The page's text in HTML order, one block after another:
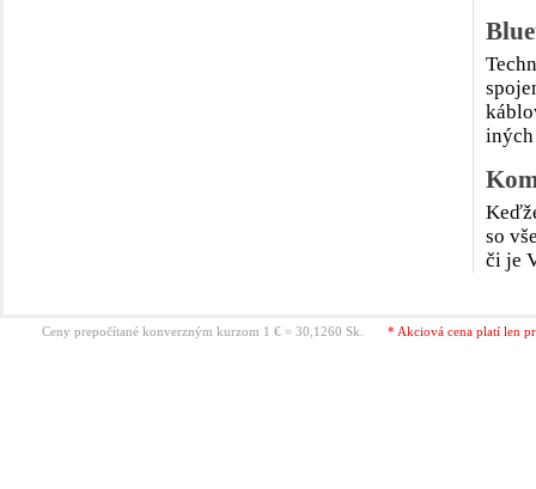
iných
so
či je
Ceny prepočítané konverzným kurzom 1 € = 30,1260 Sk. * Akciová cena platí len